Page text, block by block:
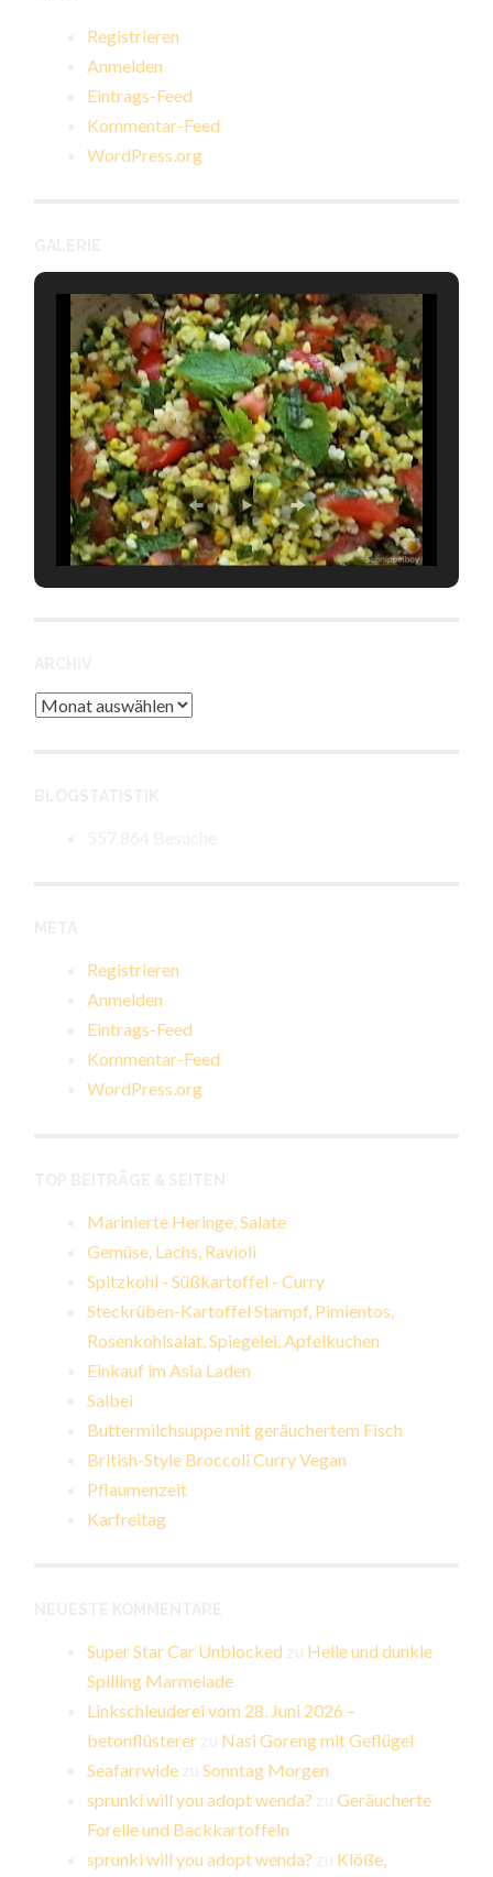
Registrieren
Anmelden
Eintrags-Feed
Kommentar-Feed
WordPress.org
Archiv
Registrieren
Anmelden
Eintrags-Feed
Kommentar-Feed
WordPress.org
Marinierte Heringe, Salate
Gemüse, Lachs, Ravioli
Spitzkohl - Süßkartoffel - Curry
Steckrüben-Kartoffel Stampf, Pimientos,
Rosenkohlsalat, Spiegelei, Apfelkuchen
Einkauf im Asia Laden
Salbei
Buttermilchsuppe mit geräuchertem Fisch
British-Style Broccoli Curry Vegan
Pflaumenzeit
Karfreitag
Super Star Car Unblocked
Helle und dunkle
Spilling Marmelade
Linkschleuderei vom 28. Juni 2026 –
betonflüsterer
Nasi Goreng mit Geflügel
Seafarrwide zuSonntag Morgen
sprunki will you adopt wenda? zuGeräucherte
Forelle und Backkartoffeln
sprunki will you adopt wenda?
Klöße,